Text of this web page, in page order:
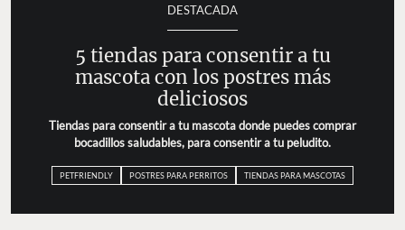
DESTACADA
5 tiendas para consentir a tu
mascota con los postres más
deliciosos
Tiendas para consentir a tu mascota donde puedes comprar
bocadillos saludables, para consentir a tu peludito.
PETFRIENDLY POSTRES PARA PERRITOS TIENDAS PARA MASCOTAS